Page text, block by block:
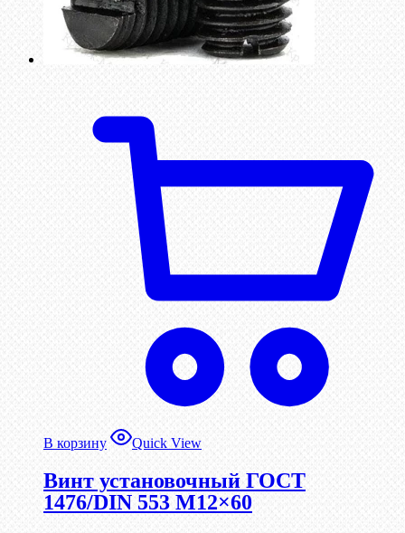
В корзину Quick View
Винт установочный ГОСТ
1476/DIN 553 М12×60